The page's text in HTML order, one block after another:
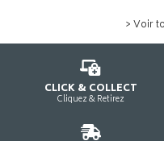
> Voir
CLICK & COLLECT
Cliquez & Retirez